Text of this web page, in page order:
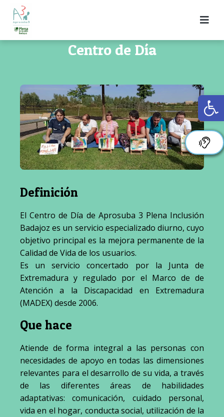
Centro de Día
Definición
El Centro de Día de Aprosuba 3 Plena Inclusión
Badajoz es un servicio especializado diurno, cuyo
objetivo principal es la mejora permanente de la
Calidad de Vida de los usuarios.
Es un servicio concertado por la Junta de
Extremadura y regulado por el Marco de de
Atención a la Discapacidad en Extremadura
(MADEX) desde 2006.
Que hace
Atiende de forma integral a las personas con
necesidades de apoyo en todas las dimensiones
relevantes para el desarrollo de su vida, a través
de las diferentes áreas de habilidades
adaptativas: comunicación, cuidado personal,
vida en el hogar, conducta social, utilización de la